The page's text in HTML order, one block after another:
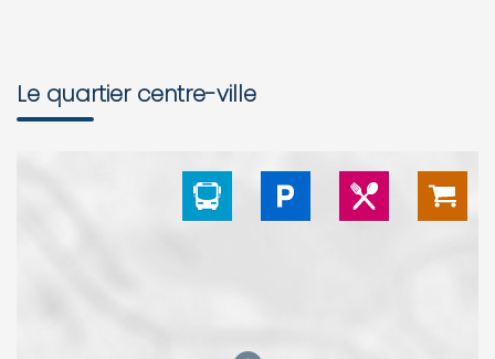
Le quartier centre-ville